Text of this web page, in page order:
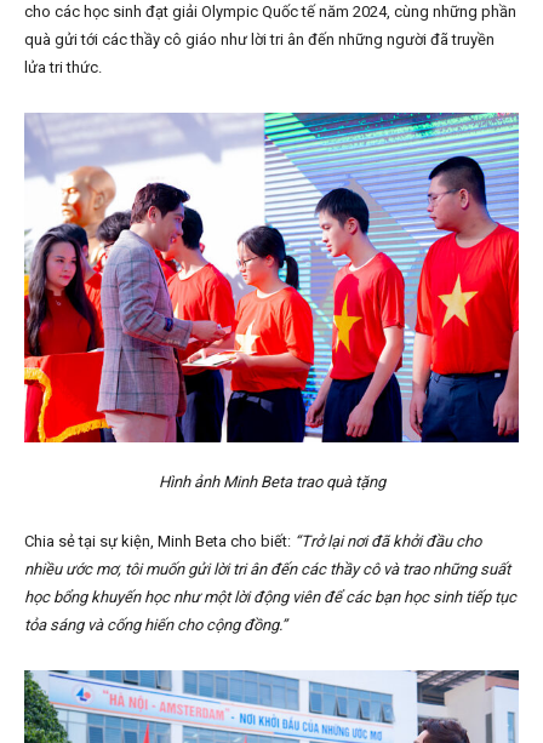
cho các học sinh đạt giải Olympic Quốc tế năm 2024, cùng những phần
quà gửi tới các thầy cô giáo như lời tri ân đến những người đã truyền
lửa tri thức.
Hình ảnh Minh Beta trao quà tặng
Chia sẻ tại sự kiện, Minh Beta cho biết: “Trở lại nơi đã khởi đầu cho
nhiều ước mơ, tôi muốn gửi lời tri ân đến các thầy cô và trao những suất
học bổng khuyến học như một lời động viên để các bạn học sinh tiếp tục
tỏa sáng và cống hiến cho cộng đồng.”